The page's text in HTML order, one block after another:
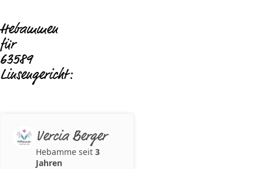
Hebammen
für
63589
Linsengericht:
Vercia Berger
Hebamme seit 3
Jahren